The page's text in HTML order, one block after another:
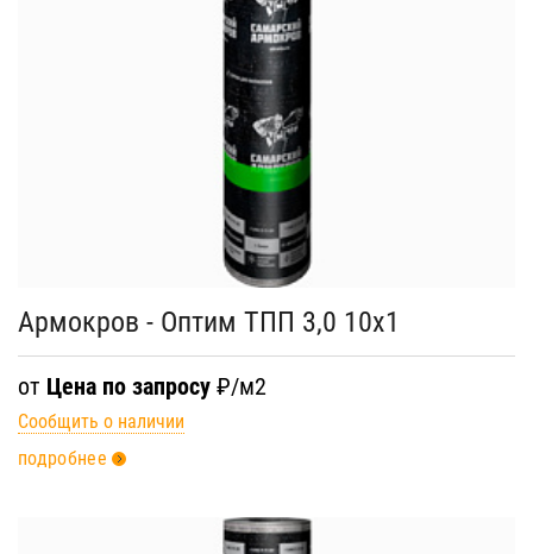
Армокров - Оптим ТПП 3,0 10х1
от Цена по запросу ₽/м2
Сообщить о наличии
подробнее